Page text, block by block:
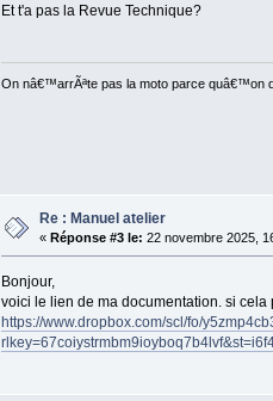
Et t'a pas la Revue Technique?
On nâ€™arrÃªte pas la moto parce quâ€™on
Re : Manuel atelier
« Réponse #3 le: 22 novembre 2025,
Bonjour,
voici le lien de ma documentation. si cela
https://www.dropbox.com/scl/fo/